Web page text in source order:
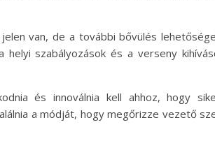
van, de a további bővülés
szabályozások és a verseny
és innoválnia kell ahhoz, hogy
a módját, hogy megőrizze vezető